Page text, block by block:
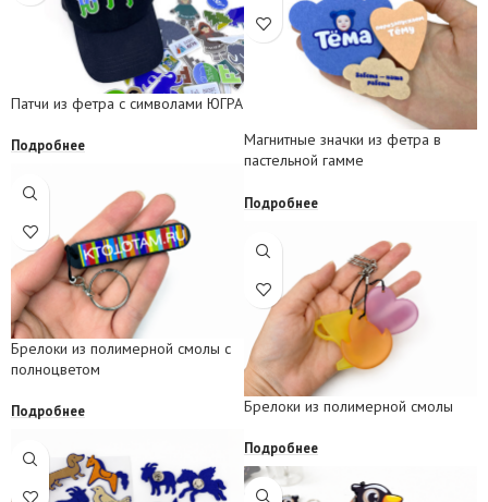
Патчи из фетра с символами ЮГРА
Подробнее
Магнитные значки из фетра в
пастельной гамме
Подробнее
Брелоки из полимерной смолы с
полноцветом
Подробнее Брелоки из полимерной смолы
Подробнее